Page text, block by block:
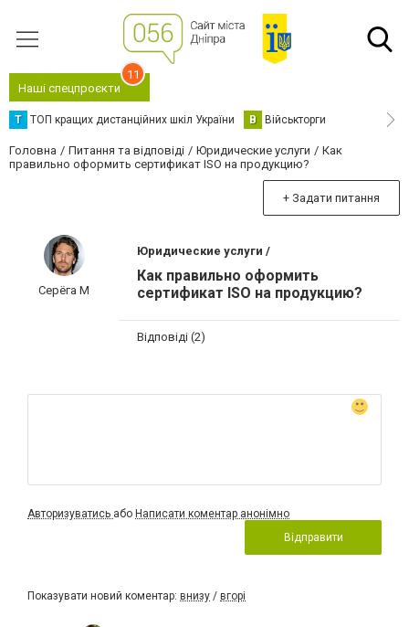
Наші спецпроєкти
11
Т ТОП кращих дистанційних шкіл України В Військторги
Головна Питання та відповіді Юридические услуги
Как
правильно оформить сертификат ISO на продукцию?
+ Задати питання
Серёга М
Юридические услуги /
Как правильно оформить
сертификат ISO на продукцию?
Відповіді (2)
Авторизуватись або Написати коментар анонімно
Відправити
Показувати новий коментар: внизу / вгорі